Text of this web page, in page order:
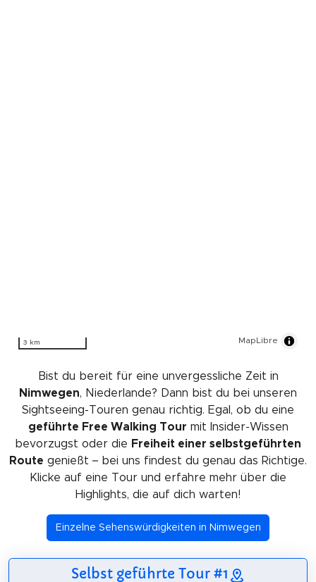
3 km MapLibre
Bist du bereit für eine unvergessliche Zeit in
Nimwegen, Niederlande? Dann bist du bei unseren
Sightseeing-Touren genau richtig. Egal, ob du eine
geführte Free Walking Tour mit Insider-Wissen
bevorzugst oder die Freiheit einer selbstgeführten
Route genießt – bei uns findest du genau das Richtige.
Klicke auf eine Tour und erfahre mehr über die
Highlights, die auf dich warten!
Einzelne Sehenswürdigkeiten in Nimwegen
Selbst geführte Tour #1